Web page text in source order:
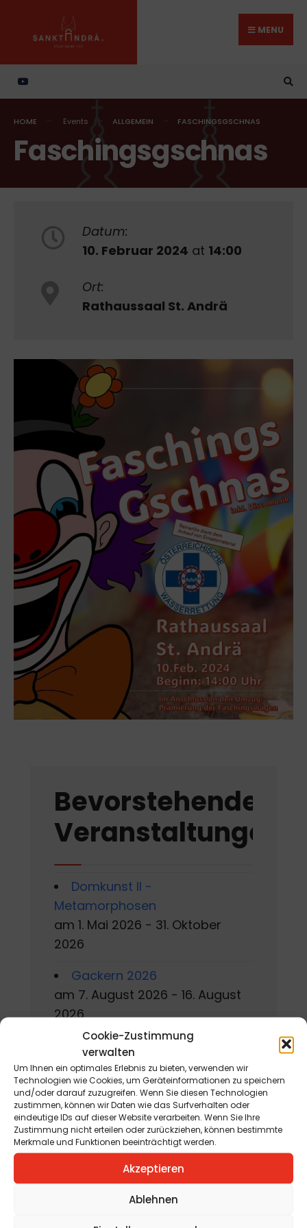
Cookie-Zustimmung
verwalten
Um Ihnen ein optimales Erlebnis zu bieten, verwenden wir
Technologien wie Cookies, um Geräteinformationen zu speichern
und/oder darauf zuzugreifen. Wenn Sie diesen Technologien
zustimmen, können wir Daten wie das Surfverhalten oder
eindeutige IDs auf dieser Website verarbeiten. Wenn Sie Ihre
Zustimmung nicht erteilen oder zurückziehen, können bestimmte
Merkmale und Funktionen beeinträchtigt werden.
Akzeptieren
Ablehnen
content
MENU
HOME Events ALLGEMEIN FASCHINGSGSCHNAS
Faschingsgschnas
Datum:
10. Februar 2024 at 14:00
Ort:
Rathaussaal St. Andrä
Bevorstehende
Veranstaltungen
Domkunst II -
Metamorphosen
am 1. Mai 2026 - 31. Oktober
2026
Gackern 2026
am 7. August 2026 - 16. August
2026
Ausstellung mit Manfred Fabi,
Christian Jaritz und Werner
Steinhauser
am 7. August 2026 - 2.
September 2026
Sommerworkshop der
Kärntner Kindermalschule in St.